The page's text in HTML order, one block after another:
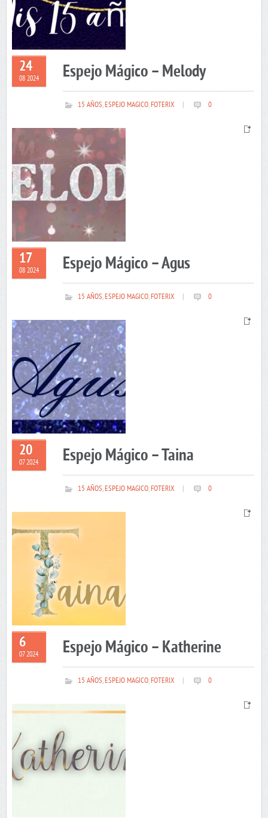
24
08 2024 Espejo Mágico – Melody
15 AÑOS,ESPEJO MAGICO,FOTERIX 0
17
08 2024 Espejo Mágico – Agus
15 AÑOS,ESPEJO MAGICO,FOTERIX 0
20
07 2024 Espejo Mágico – Taina
15 AÑOS,ESPEJO MAGICO,FOTERIX 0
6
07 2024 Espejo Mágico – Katherine
15 AÑOS,ESPEJO MAGICO,FOTERIX 0